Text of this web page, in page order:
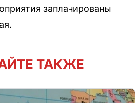
запланированы
ТАКЖЕ